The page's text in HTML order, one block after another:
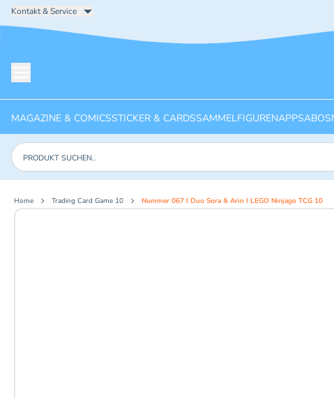
Kontakt & Service
MAGAZINE & COMICSSTICKER & CARDSSAMMELFIGURENAPPSABOS
Produkte suchen
Home Trading Card Game 10 Nummer 067 I Duo Sora & Arin I LEGO Ninjago TCG 10